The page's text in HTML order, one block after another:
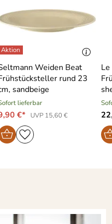
Kahla/Thüringen GmbH,
Kahla,
Weiden Beat
rund 23
sandbeige
lieferbar
€* UVP 15,60 €